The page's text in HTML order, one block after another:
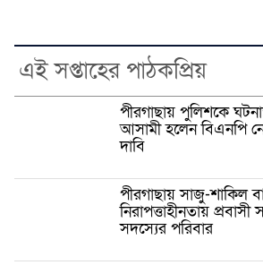
এই সপ্তাহের পাঠকপ্রিয়
পীরগাছায় পুলিশকে
আসামী হলেন বিএনপি
দাবি
পীরগাছায় সাজু-শাকিল
নিরাপত্তাহীনতায়
সদস্যের পরিবার